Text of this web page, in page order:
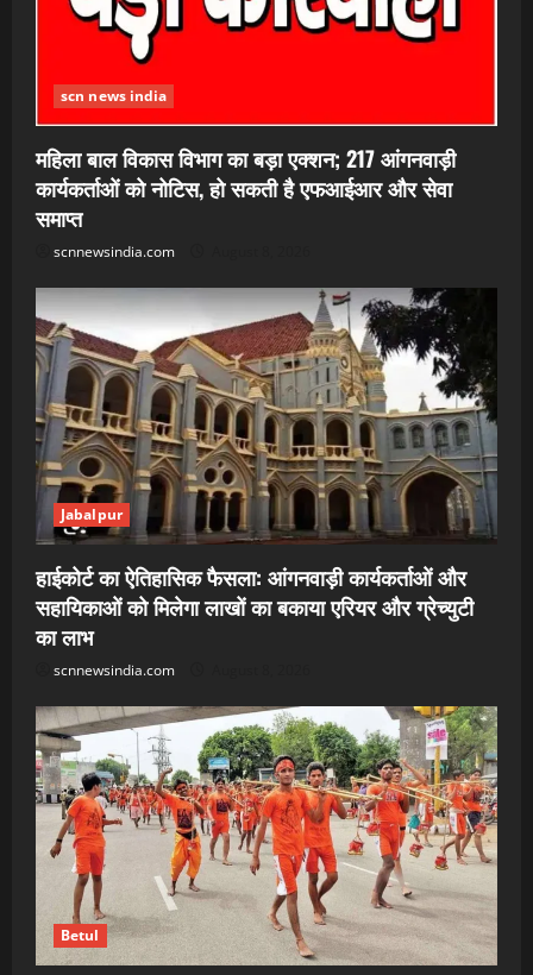
scn news india
महिला बाल विकास विभाग का बड़ा एक्शन; 217 आंगनवाड़ी
कार्यकर्ताओं को नोटिस, हो सकती है एफआईआर और सेवा
समाप्त
scnnewsindia.com
Jabalpur
हाईकोर्ट का ऐतिहासिक फैसला: आंगनवाड़ी कार्यकर्ताओं और
सहायिकाओं को मिलेगा लाखों का बकाया एरियर और ग्रेच्युटी
का लाभ
scnnewsindia.com
Betul